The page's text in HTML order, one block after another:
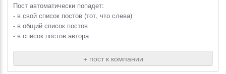
Пост автоматически попадет:
- в свой список постов (тот, что слева)
- в общий список постов
- в список постов автора
+ пост к компании